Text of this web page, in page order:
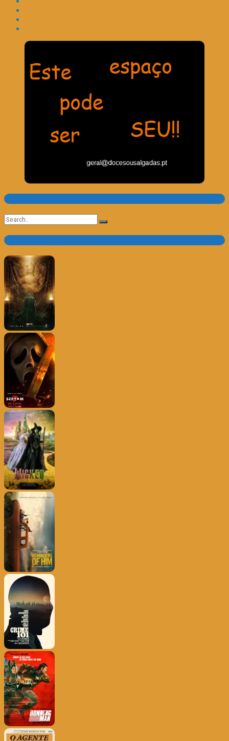
Pesquisa
Search
for:
Trailer e Poster do Dia